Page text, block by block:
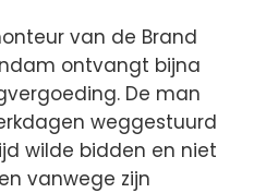
van de Brand
ontvangt bijna
De man
weggestuurd
wilde bidden en niet
vanwege zijn